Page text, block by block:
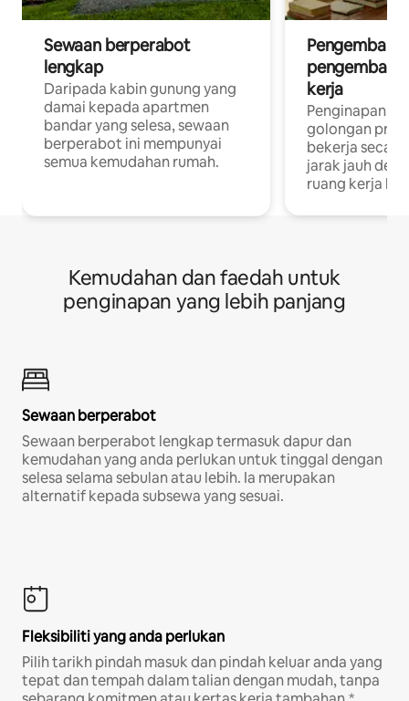
Sewaan berperabot
lengkap
Daripada kabin gunung yang
damai kepada apartmen
bandar yang selesa, sewaan
berperabot ini mempunyai
semua kemudahan rumah.
Pengembara
pengembara
kerja
Penginapan
golongan
bekerja
jarak jauh
ruang kerja
Kemudahan dan faedah untuk
penginapan yang lebih panjang
Sewaan berperabot
Sewaan berperabot lengkap termasuk dapur dan
kemudahan yang anda perlukan untuk tinggal dengan
selesa selama sebulan atau lebih. Ia merupakan
alternatif kepada subsewa yang sesuai.
Fleksibiliti yang anda perlukan
Pilih tarikh pindah masuk dan pindah keluar anda yang
tepat dan tempah dalam talian dengan mudah, tanpa